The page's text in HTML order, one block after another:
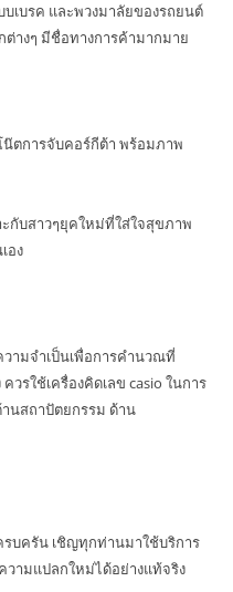
บเบรค และพวงมาลัยของรถยนต์
างๆ มีชื่อทางการค้ามากมาย
น๊ตการจับคอร์กีต้า พร้อมภาพ
กับสาวๆยุคใหม่ที่ใส่ใจสุขภาพ
อง
ามจำเป็นเพื่อการคำนวณที่
วรใช้เครื่องคิดเลข casio ในการ
นสถาปัตยกรรม ด้าน
บครัน เชิญทุกท่านมาใช้บริการ
ามแปลกใหม่ได้อย่างแท้จริง